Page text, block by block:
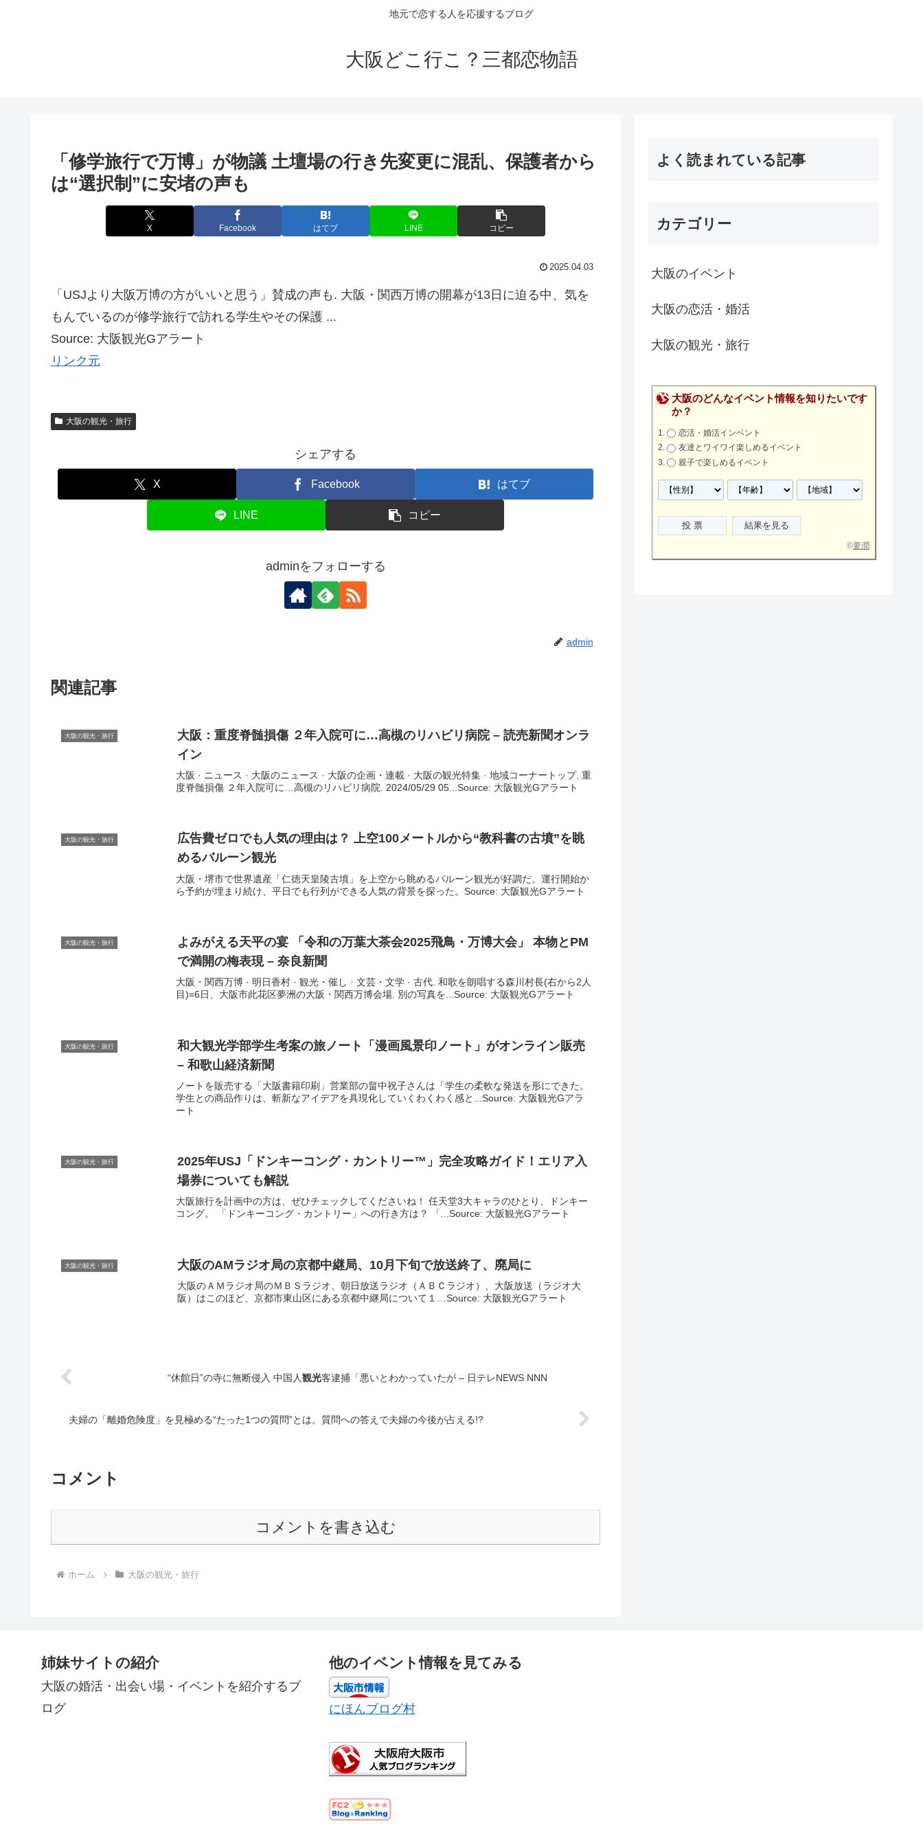
地元で恋する人を応援するブログ
大阪どこ行こ？三都恋物語
「修学旅行で万博」が物議 土壇場の行き先変更に混乱、保護者から
は“選択制”に安堵の声も
X Facebook はてブ LINE コピー
2025.04.03
「USJより大阪万博の方がいいと思う」賛成の声も. 大阪・関西万博の開幕が13日に迫る中、気を
もんでいるのが修学旅行で訪れる学生やその保護 ...
Source: 大阪観光Gアラート
リンク元
大阪の観光・旅行
シェアする
X Facebook はてブ
LINE コピー
adminをフォローする
admin
関連記事
大阪の観光・旅行 大阪 ：重度脊髄損傷 ２年入院可に…高槻のリハビリ病院 – 読売新聞オンラ
イン
大阪 · ニュース · 大阪のニュース · 大阪の企画・連載 · 大阪の観光特集 · 地域コーナートップ. 重
度脊髄損傷 ２年入院可に…高槻のリハビリ病院. 2024/05/29 05...Source: 大阪観光Gアラート
大阪の観光・旅行
広告費ゼロでも人気の理由は？ 上空100メートルから“教科書の古墳”を眺
めるバルーン観光
大阪・堺市で世界遺産「仁徳天皇陵古墳」を上空から眺めるバルーン観光が好調だ。運行開始か
ら予約が埋まり続け、平日でも行列ができる人気の背景を探った。Source: 大阪観光Gアラート
大阪の観光・旅行
よみがえる天平の宴 「令和の万葉大茶会2025飛鳥・万博大会」 本物とPM
で満開の梅表現 – 奈良新聞
大阪・関西万博 · 明日香村 · 観光・催し · 文芸・文学 · 古代. 和歌を朗唱する森川村長(右から2人
目)=6日、大阪市此花区夢洲の大阪・関西万博会場. 別の写真を...Source: 大阪観光Gアラート
大阪の観光・旅行 和大観光学部学生考案の旅ノート「漫画風景印ノート」がオンライン販売
– 和歌山経済新聞
ノートを販売する「大阪書籍印刷」営業部の畠中祝子さんは「学生の柔軟な発送を形にできた。
学生との商品作りは、斬新なアイデアを具現化していくわくわく感と...Source: 大阪観光Gアラ
ート
大阪の観光・旅行
2025年USJ「ドンキーコング・カントリー™」完全攻略ガイド！エリア入
場券についても解説
大阪旅行を計画中の方は、ぜひチェックしてくださいね！ 任天堂3大キャラのひとり、ドンキー
コング。 「ドンキーコング・カントリー」への行き方は？ 「...Source: 大阪観光Gアラート
大阪の観光・旅行 大阪のAMラジオ局の京都中継局、10月下旬で放送終了、廃局に
大阪のＡＭラジオ局のＭＢＳラジオ、朝日放送ラジオ（ＡＢＣラジオ）、大阪放送（ラジオ大
阪）はこのほど、京都市東山区にある京都中継局について１…Source: 大阪観光Gアラート
“休館日”の寺に無断侵入 中国人観光客逮捕「悪いとわかっていたが – 日テレNEWS NNN
夫婦の「離婚危険度」を見極める“たった1つの質問”とは。質問への答えで夫婦の今後が占える!?
コメント
コメントを書き込む
ホーム 大阪の観光・旅行
よく読まれている記事
カテゴリー
大阪のイベント
大阪の恋活・婚活
大阪の観光・旅行
大阪のどんなイベント情報を知りたいです
か？
恋活・婚活インベント
友達とワイワイ楽しめるイベント
親子で楽しめるイベント
©要潤
姉妹サイトの紹介
大阪の婚活・出会い場・イベントを紹介するブ
ログ
他のイベント情報を見てみる
にほんブログ村